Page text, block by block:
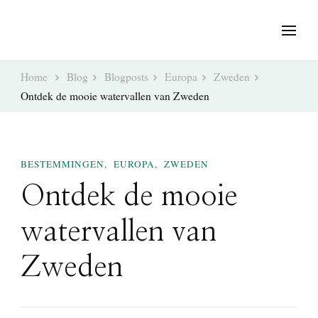
Home Blog Blogposts Europa
Zweden
Ontdek de mooie watervallen van Zweden
BESTEMMINGEN EUROPA ZWEDEN
Ontdek de mooie
watervallen van
Zweden